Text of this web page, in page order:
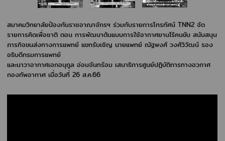
สมาคมวิทยาลัยป้องกันราชอาณาจักรฯ ร่วมกับรายการโทรทัศน์ TNN2 จัด
รายการคิดเพื่อชาติ ตอน การพัฒนาต้นแบบการใช้อากาศยานไร้คนขับ สนับสนุน
ภารกิจขนส่งทางการแพทย์ แขกรับเชิญ นายแพทย์ ณัฐพงศ์ วงศ์วิวัฒน์ รอง
อธิบดีกรมการแพทย์
และนาวาอากาศเอกอนุกูล อ่อนจันทร์อม เสนาธิการศูนย์ปฏิบัติการทางอวกาศ
กองทัพอากาศ เมื่อวันที่ 26 ส.ค.66